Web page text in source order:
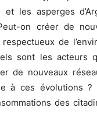
et les asperges
on créer de
de
sont les acteurs
de nouveaux
à ces évolutions
des